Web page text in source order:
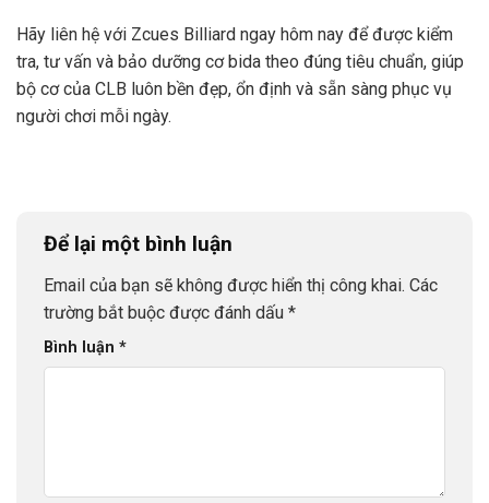
Hãy liên hệ với Zcues Billiard ngay hôm nay để được kiểm
tra, tư vấn và bảo dưỡng cơ bida theo đúng tiêu chuẩn, giúp
bộ cơ của CLB luôn bền đẹp, ổn định và sẵn sàng phục vụ
người chơi mỗi ngày.
Để lại một bình luận
Email của bạn sẽ không được hiển thị công khai. Các
trường bắt buộc được đánh dấu *
Bình luận *